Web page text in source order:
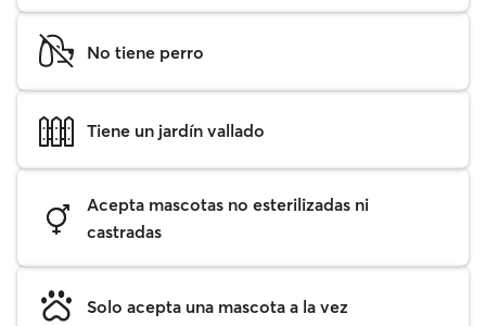
No tiene perro
Tiene un jardín vallado
Acepta mascotas no esterilizadas ni
castradas
Solo acepta una mascota a la vez